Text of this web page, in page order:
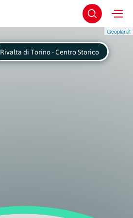
Geoplan.it
Rivalta di Torino - Centro Storico